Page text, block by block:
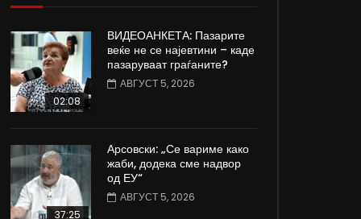
29:23
Апостоловски: Штрајкот во Царина ја
исполни својата цел, останува
управата да реагира
ЈУНИ 26, 2023
0
572
деца со срцеви
02:08
ВИДЕОАНКЕТА: Пазарите
веќе не се најевтини – каде
пазаруваат граѓаните?
АВГУСТ 5, 2026
37:25
Арсовски: „Се вариме како
жаби, додека сме надвор
од ЕУ“
АВГУСТ 5, 2026